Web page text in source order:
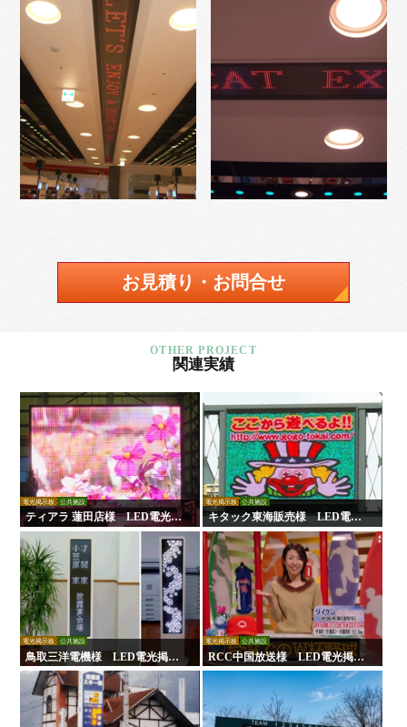
お見積り・お問合せ
関連実績
電光掲示板 公共施設
ティアラ 蓮田店様 LED電光掲
示板
電光掲示板 公共施設
キタック東海販売様 LED電光
掲示板
電光掲示板 公共施設
鳥取三洋電機様 LED電光掲示
板
電光掲示板 公共施設
RCC中国放送様 LED電光掲示
板